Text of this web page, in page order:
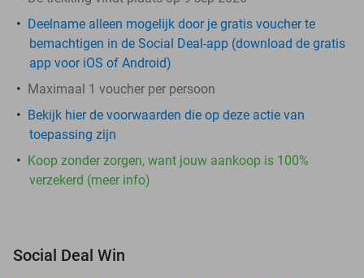
Deelname alleen mogelijk door je gratis voucher te
bemachtigen in de Social Deal-app (download de gratis
app voor iOS of Android)
Maximaal 1 voucher per persoon
Bekijk hier de voorwaarden die op deze actie van
toepassing zijn
Koop zonder zorgen, want jouw aankoop is 100%
verzekerd (meer info)
Social Deal Win